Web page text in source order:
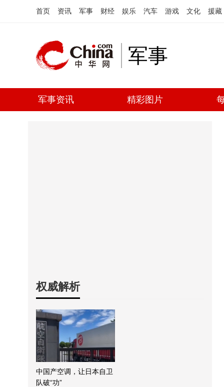
首页 资讯 军事 财经 娱乐 汽车 游戏 文化 援藏
军事
军事资讯 精彩图片
权威解析
中国产空调，让日本自卫
队破“功”